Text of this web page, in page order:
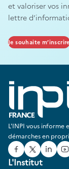
et valoriser vos
lettre
Je souhaite
L'INPI vous informe
démarches en
Facebook
Twitter
L'Institut